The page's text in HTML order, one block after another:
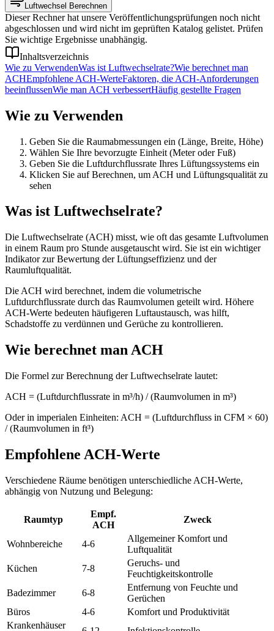
Luftwechsel Berechnen
Dieser Rechner hat unsere Veröffentlichungsprüfungen noch nicht
abgeschlossen und wird nicht im geprüften Katalog gelistet. Prüfen
Sie wichtige Ergebnisse unabhängig.
Inhaltsverzeichnis
Wie zu VerwendenWas ist Luftwechselrate?Wie berechnet man
ACHEmpfohlene ACH-WerteFaktoren, die ACH-Anforderungen
beeinflussenWie man ACH verbessertHäufig gestellte Fragen
Wie zu Verwenden
Geben Sie die Raumabmessungen ein (Länge, Breite, Höhe)
Wählen Sie Ihre bevorzugte Einheit (Meter oder Fuß)
Geben Sie die Luftdurchflussrate Ihres Lüftungssystems ein
Klicken Sie auf Berechnen, um ACH und Lüftungsqualität zu
sehen
Was ist Luftwechselrate?
Die Luftwechselrate (ACH) misst, wie oft das gesamte Luftvolumen
in einem Raum pro Stunde ausgetauscht wird. Sie ist ein wichtiger
Indikator zur Bewertung der Lüftungseffizienz und der
Raumluftqualität.
Die ACH wird berechnet, indem die volumetrische
Luftdurchflussrate durch das Raumvolumen geteilt wird. Höhere
ACH-Werte bedeuten häufigeren Luftaustausch, was hilft,
Schadstoffe zu verdünnen und Gerüche zu kontrollieren.
Wie berechnet man ACH
Die Formel zur Berechnung der Luftwechselrate lautet:
ACH = (Luftdurchflussrate in m³/h) / (Raumvolumen in m³)
Oder in imperialen Einheiten: ACH = (Luftdurchfluss in CFM × 60)
/ (Raumvolumen in ft³)
Empfohlene ACH-Werte
Verschiedene Räume benötigen unterschiedliche ACH-Werte,
abhängig von Nutzung und Belegung:
Raumtyp
Empf.
ACH
Zweck
Wohnbereiche 4-6
Allgemeiner Komfort und
Luftqualität
Küchen
7-8
Geruchs- und
Feuchtigkeitskontrolle
Badezimmer
6-8
Entfernung von Feuchte und
Gerüchen
Büros
4-6
Komfort und Produktivität
Krankenhäuser